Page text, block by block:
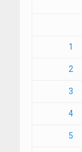
1
2
3
4
5